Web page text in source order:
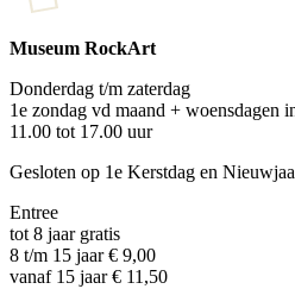
Museum RockArt
Donderdag t/m zaterdag
1e zondag vd maand + woensdagen
11.00 tot 17.00 uur
Gesloten op 1e Kerstdag en
Entree
tot 8 jaar gratis
8 t/m 15 jaar € 9,00
vanaf 15 jaar € 11,50